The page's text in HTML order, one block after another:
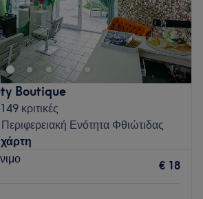
Boutique
149 κριτικές
Ενότητα Φθιώτιδας
€ 18